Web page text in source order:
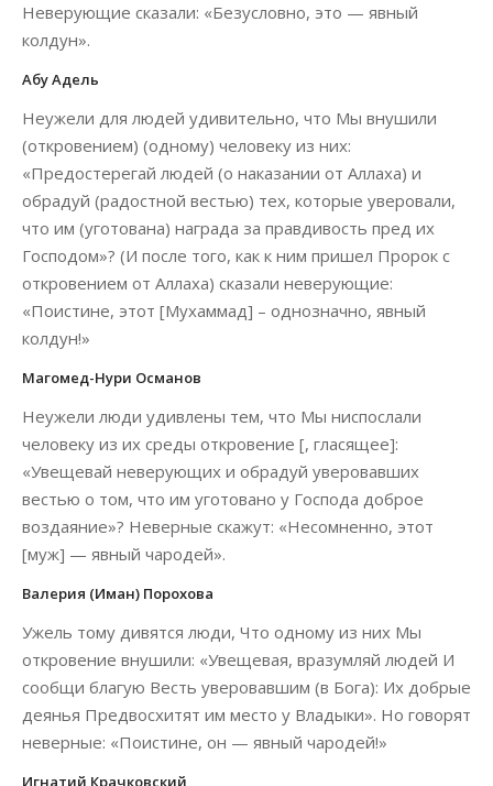
Неверующие сказали: «Безусловно, это — явный
колдун».
Абу Адель
Неужели для людей удивительно, что Мы внушили
(откровением) (одному) человеку из них:
«Предостерегай людей (о наказании от Аллаха) и
обрадуй (радостной вестью) тех, которые уверовали,
что им (уготована) награда за правдивость пред их
Господом»? (И после того, как к ним пришел Пророк с
откровением от Аллаха) сказали неверующие:
«Поистине, этот [Мухаммад] – однозначно, явный
колдун!»
Магомед-Нури Османов
Неужели люди удивлены тем, что Мы ниспослали
человеку из их среды откровение [, гласящее]:
«Увещевай неверующих и обрадуй уверовавших
вестью о том, что им уготовано у Господа доброе
воздаяние»? Неверные скажут: «Несомненно, этот
[муж] — явный чародей».
Валерия (Иман) Порохова
Ужель тому дивятся люди, Что одному из них Мы
откровение внушили: «Увещевая, вразумляй людей И
сообщи благую Весть уверовавшим (в Бога): Их добрые
деянья Предвосхитят им место у Владыки». Но говорят
неверные: «Поистине, он — явный чародей!»
Игнатий Крачковский